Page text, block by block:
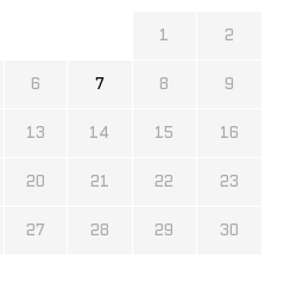
1 2
6 7 8 9
13 14 15 16
20 21 22 23
27 28 29 30